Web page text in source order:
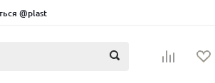
@plast